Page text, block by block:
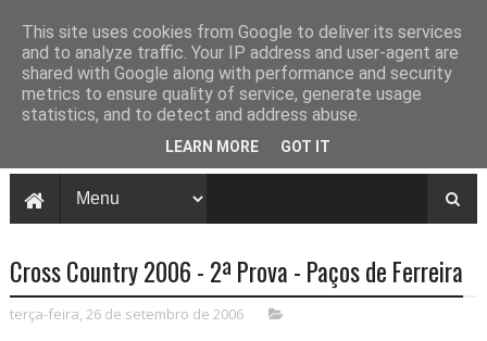
Cross Country 2006 - 2ª Prova - Paços de Ferreira
terça-feira, 26 de setembro de 2006
This site uses cookies from Google to deliver its services
and to analyze traffic. Your IP address and user-agent are
shared with Google along with performance and security
metrics to ensure quality of service, generate usage
statistics, and to detect and address abuse.
LEARN MORE GOT IT